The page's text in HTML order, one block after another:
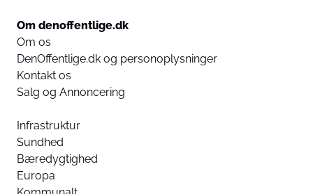
Om denoffentlige.dk
Om os
DenOffentlige.dk og personoplysninger
Kontakt os
Salg og Annoncering
Infrastruktur
Sundhed
Bæredygtighed
Europa